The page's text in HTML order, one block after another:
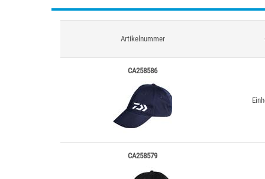
Artikelnummer
CA258586
CA258579